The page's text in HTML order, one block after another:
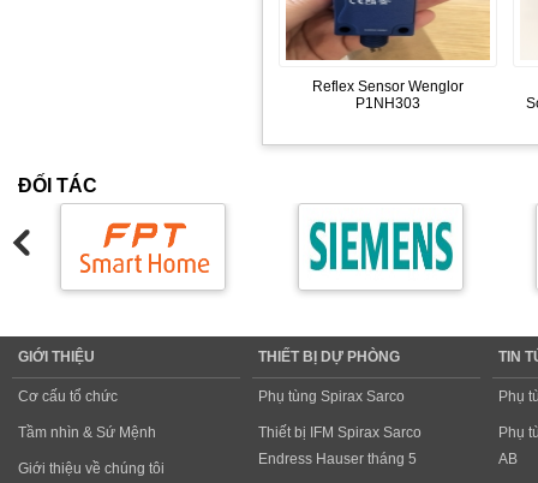
Reflex Sensor Wenglor
P1NH303
ĐỐI TÁC
GIỚI THIỆU
Cơ cấu tổ chức
Tầm nhìn & Sứ Mệnh
Giới thiệu về chúng tôi
THIẾT BỊ DỰ PHÒNG
Phụ tùng Spirax Sarco
Thiết bị IFM Spirax Sarco
Endress Hauser tháng 5
TIN
Phụ
Phụ
AB